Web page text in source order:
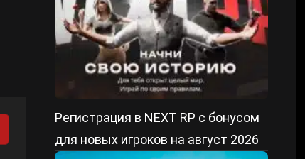
Регистрация в NEXT RP с бонусом
для новых игроков на август 2026